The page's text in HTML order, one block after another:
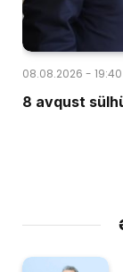
08.08.2026 - 19:40
8 avqust